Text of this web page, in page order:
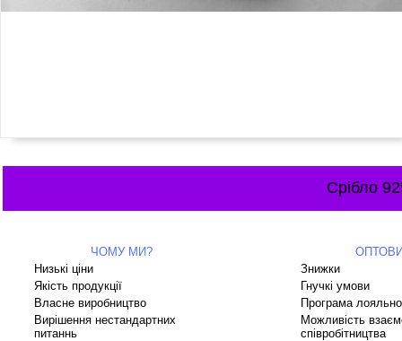
Срібло
ЧОМУ МИ?
Низькі ціни
Знижки
Якість продукції
Гнучкі умови
Власне виробництво
Програма
Вирішення нестандартних
питаннь
Можливість
співробітництва